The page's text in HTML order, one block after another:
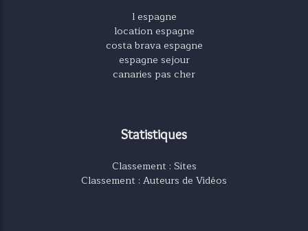
l espagne
location espagne
costa brava espagne
espagne sejour
canaries pas cher
Statistiques
Classement : Sites
Classement : Auteurs de Vidéos